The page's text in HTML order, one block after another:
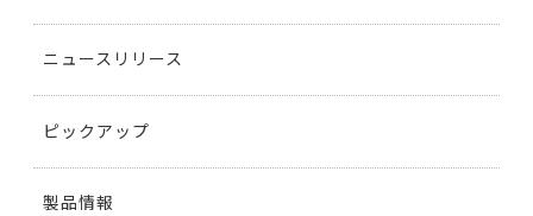
ニュースリリース
ピックアップ
製品情報